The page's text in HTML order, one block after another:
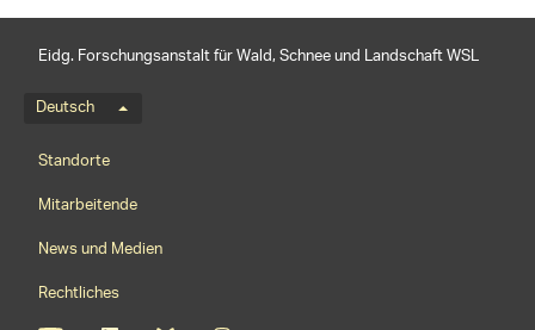
Eidg. Forschungsanstalt für Wald, Schnee und Landschaft WSL
Sprachmenü
Deutsch
Footernavigation
Standorte
Mitarbeitende
News und Medien
Rechtliches